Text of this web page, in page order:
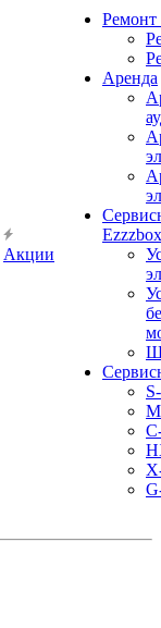
Акции
Ремонт
Аренда
Ezzzbox